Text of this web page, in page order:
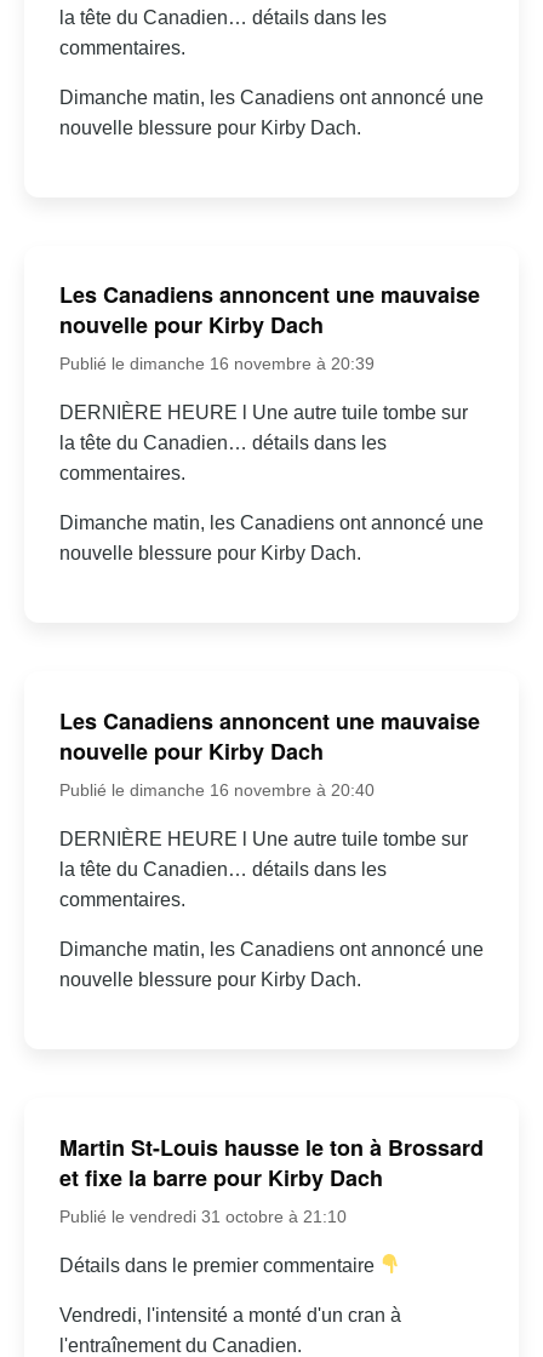
la tête du Canadien… détails dans les
commentaires.
Dimanche matin, les Canadiens ont annoncé une
nouvelle blessure pour Kirby Dach.
Les Canadiens annoncent une mauvaise
nouvelle pour Kirby Dach
Publié le dimanche 16 novembre à 20:39
DERNIÈRE HEURE l Une autre tuile tombe sur
la tête du Canadien… détails dans les
commentaires.
Dimanche matin, les Canadiens ont annoncé une
nouvelle blessure pour Kirby Dach.
Les Canadiens annoncent une mauvaise
nouvelle pour Kirby Dach
Publié le dimanche 16 novembre à 20:40
DERNIÈRE HEURE l Une autre tuile tombe sur
la tête du Canadien… détails dans les
commentaires.
Dimanche matin, les Canadiens ont annoncé une
nouvelle blessure pour Kirby Dach.
Martin St-Louis hausse le ton à Brossard
et fixe la barre pour Kirby Dach
Publié le vendredi 31 octobre à 21:10
Détails dans le premier commentaire
Vendredi, l'intensité a monté d'un cran à
l'entraînement du Canadien.